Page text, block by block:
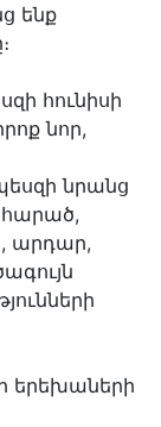
ենք
հունիսի
նոր,
նրանց
արդար,
երեխաների